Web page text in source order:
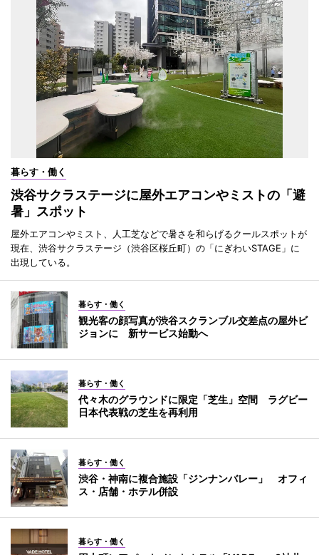
暮らす・働く
渋谷サクラステージに屋外エアコンやミストの「避
暑」スポット
屋外エアコンやミスト、人工芝などで暑さを和らげるクールスポットが
現在、渋谷サクラステージ（渋谷区桜丘町）の「にぎわいSTAGE」に
出現している。
暮らす・働く
観光客の顔写真が渋谷スクランブル交差点の屋外ビ
ジョンに 新サービス始動へ
暮らす・働く
代々木のグラウンドに限定「芝生」空間 ラグビー
日本代表戦の芝生を再利用
暮らす・働く
渋谷・神南に複合施設「ジンナンバレー」 オフィ
ス・店舗・ホテル併設
暮らす・働く